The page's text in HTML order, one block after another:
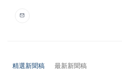
精選新聞稿 最新新聞稿